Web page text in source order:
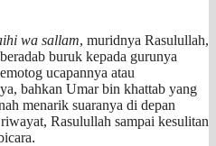
wa sallam, muridnya Rasulullah,
buruk kepada gurunya
ucapannya atau
bahkan Umar bin khattab yang
menarik suaranya di depan
Rasulullah sampai kesulitan